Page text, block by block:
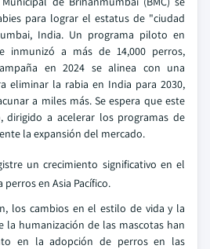
para lograr el estatus de "ciudad
India. Un programa piloto en
inmunizó a más de 14,000 perros,
en 2024 se alinea con una
eliminar la rabia en India para 2030,
a miles más. Se espera que este
dirigido a acelerar los programas de
la expansión del mercado.
un crecimiento significativo en el
en Asia Pacífico.
los cambios en el estilo de vida y la
la humanización de las mascotas han
en la adopción de perros en las